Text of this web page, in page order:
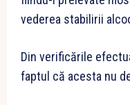
vederea stabilirii
Din verificările
faptul că acesta nu